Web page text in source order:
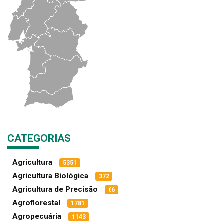
CATEGORIAS
Agricultura 5351
Agricultura Biológica 372
Agricultura de Precisão 66
Agroflorestal 1781
Agropecuária 1143